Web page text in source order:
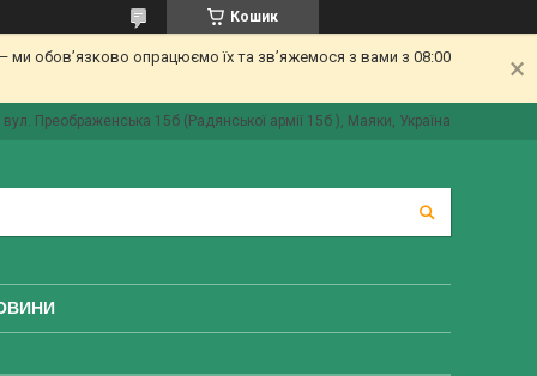
Кошик
обов’язково опрацюємо їх та зв’яжемося з вами з 08:00
вул. Преображенська 15б (Радянської армії 15б ), Маяки, Україна